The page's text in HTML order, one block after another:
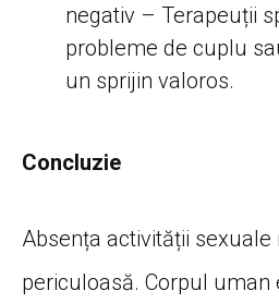
negativ – Terapeuții
probleme de cuplu
un sprijin valoros.
Concluzie
Absența activității sexuale
periculoasă. Corpul uman